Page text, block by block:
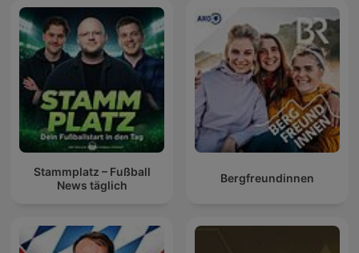
Stammplatz – Fußball
News täglich
Bergfreundinnen